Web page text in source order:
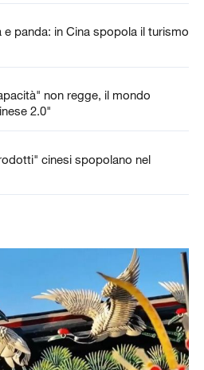
panda: in Cina spopola il turismo
non regge, il mondo
2.0"
cinesi spopolano nel